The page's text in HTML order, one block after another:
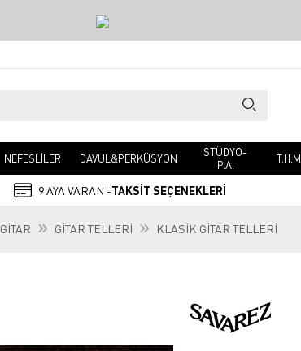
NEFESLİLER DAVUL&PERKÜSYON
STÜDYO-
P.A.
T.H.M
9 AYA VARAN -TAKSİT SEÇENEKLERİ
GİTAR GİTAR TELLERİ KLASİK GİTAR TELLERİ